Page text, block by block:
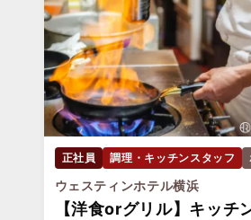
正社員 調理・キッチンスタッフ
ウェスティンホテル横浜
【洋食orグリル】キッチ